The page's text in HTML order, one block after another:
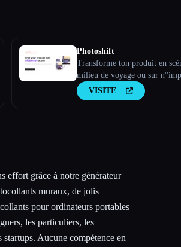
Photoshift
Transforme ton produit en
milieu de voyage ou sur
quelle photo de stock
VISITE
effort grâce à notre générateur
muraux, de jolis
pour ordinateurs portables
les particuliers, les
Aucune compétence en